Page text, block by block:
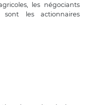
les négociants
les actionnaires